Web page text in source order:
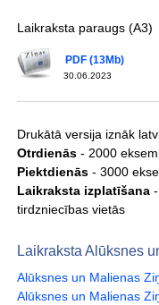
Laikraksta paraugs (A3)
30.06.2023
PDF (13Mb)
Drukātā versija iznāk
Otrdienās- 2000
Piektdienās- 3000
Laikraksta izplatīšana-
tirdzniecības vietās
Laikraksta Alūksnes
Alūksnes un Malienas
Alūksnes un Malienas